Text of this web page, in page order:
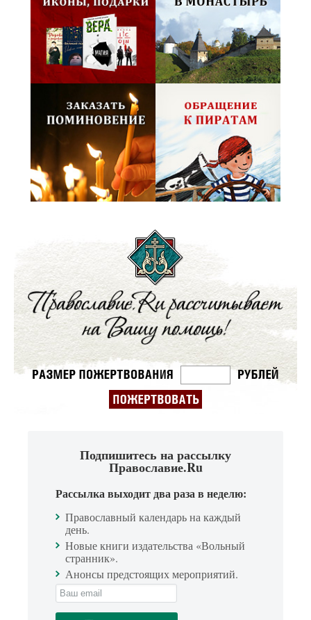
Подпишитесь на рассылку
Православие.Ru
Рассылка выходит два раза в неделю:
Православный календарь на каждый
день.
Новые книги издательства «Вольный
странник».
Анонсы предстоящих мероприятий.